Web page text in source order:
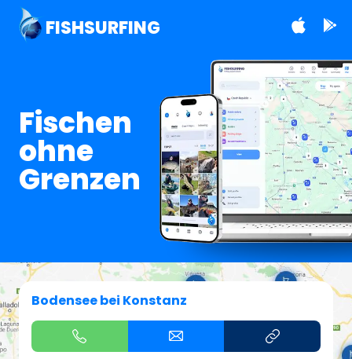
FISHSURFING
Fischen
ohne
Grenzen
Bodensee bei Konstanz